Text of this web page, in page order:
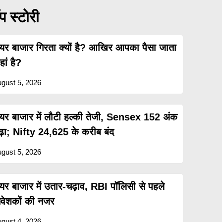
स्टोरी
बाजार गिरता क्यों है? आखिर आपका पैसा जाता
है?
5, 2026
बाजार में लौटी हल्की तेजी, Sensex 152 अंक
Nifty 24,625 के करीब बंद
5, 2026
बाजार में उतार-चढ़ाव, RBI पॉलिसी से पहले
की नजर